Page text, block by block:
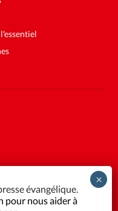
évangélique.
pour nous aider à